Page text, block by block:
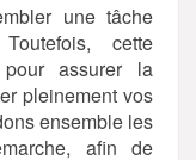
une tâche
cette
assurer la
pleinement vos
ensemble les
afin de